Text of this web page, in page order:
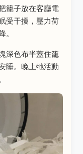
籠子放在客廳電
受干擾，壓力荷
深色布半蓋住籠
睡。晚上牠活動